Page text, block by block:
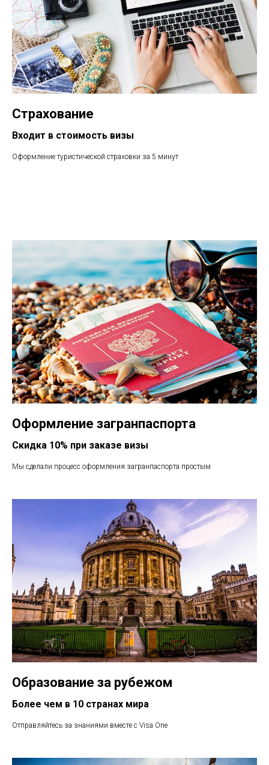
Страхование
Входит в стоимость визы
Оформление туристической страховки за 5 минут
Оформление загранпаспорта
Скидка 10% при заказе визы
Мы сделали процесс оформления загранпаспорта простым
Образование за рубежом
Более чем в 10 странах мира
Отправляйтесь за знаниями вместе с Visa One